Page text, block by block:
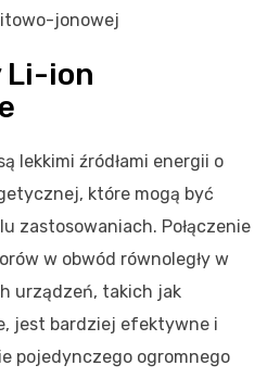
jonowej
Li-ion
lekkimi źródłami energii o
które mogą być
zastosowaniach. Połączenie
w obwód równoległy w
urządzeń, takich jak
jest bardziej efektywne i
pojedynczego ogromnego